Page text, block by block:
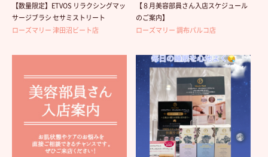
【数量限定】ETVOS リラクシングマッ
サージブラシ セサミストリート
ローズマリー 津田沼ビート店
【８月美容部員さん入店スケジュール
のご案内】
ローズマリー 調布パルコ店